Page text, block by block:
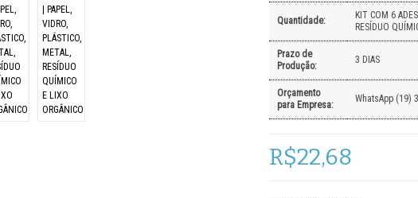
Quantidade:
KIT COM 6
RESÍDUO
Prazo de
Produção:
3 DIAS
Orçamento
para Empresa:
WhatsApp (19)
R$22,68